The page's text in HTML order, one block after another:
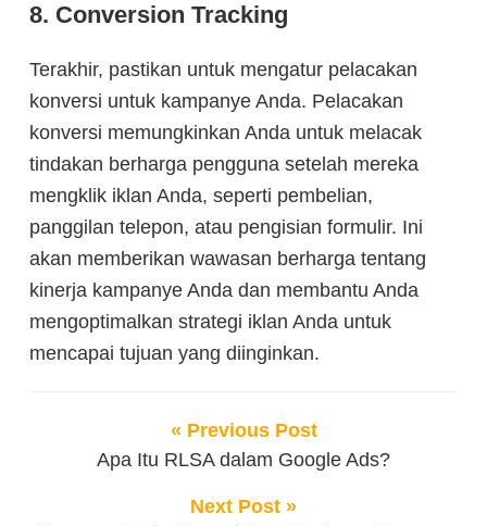
8. Conversion Tracking
Terakhir, pastikan untuk mengatur pelacakan
konversi untuk kampanye Anda. Pelacakan
konversi memungkinkan Anda untuk melacak
tindakan berharga pengguna setelah mereka
mengklik iklan Anda, seperti pembelian,
panggilan telepon, atau pengisian formulir. Ini
akan memberikan wawasan berharga tentang
kinerja kampanye Anda dan membantu Anda
mengoptimalkan strategi iklan Anda untuk
mencapai tujuan yang diinginkan.
« Previous Post
Apa Itu RLSA dalam Google Ads?
Next Post »